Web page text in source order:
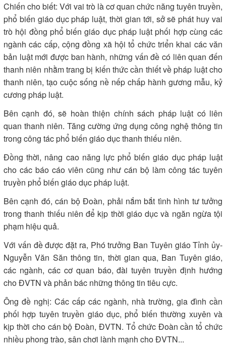
Chiến cho biết: Với vai trò là cơ quan chức năng tuyên truyền,
phổ biến giáo dục pháp luật, thời gian tới, sở sẽ phát huy vai
trò hội đồng phổ biến giáo dục pháp luật phối hợp cùng các
ngành các cấp, cộng đồng xã hội tổ chức triển khai các văn
bản luật mới được ban hành, những vấn đề có liên quan đến
thanh niên nhằm trang bị kiến thức cần thiết về pháp luật cho
thanh niên, tạo cuộc sống nề nếp chấp hành gương mẫu, kỷ
cương pháp luật.
Bên cạnh đó, sẽ hoàn thiện chính sách pháp luật có liên
quan thanh niên. Tăng cường ứng dụng công nghệ thông tin
trong công tác phổ biến giáo dục thanh thiếu niên.
Đồng thời, nâng cao năng lực phổ biến giáo dục pháp luật
cho các báo cáo viên cũng như cán bộ làm công tác tuyên
truyền phổ biến giáo dục pháp luật.
Bên cạnh đó, cán bộ Đoàn, phải nắm bắt tình hình tư tưởng
trong thanh thiếu niên để kịp thời giáo dục và ngăn ngừa tội
phạm hiệu quả.
Với vấn đề được đặt ra, Phó trưởng Ban Tuyên giáo Tỉnh ủy-
Nguyễn Văn Săn thông tin, thời gian qua, Ban Tuyên giáo,
các ngành, các cơ quan báo, đài tuyên truyền định hướng
cho ĐVTN và phản bác những thông tin tiêu cực.
Ông đề nghị: Các cấp các ngành, nhà trường, gia đình cần
phối hợp tuyên truyền giáo dục, phổ biến thường xuyên và
kịp thời cho cán bộ Đoàn, ĐVTN. Tổ chức Đoàn cần tổ chức
nhiều phong trào, sân chơi lành mạnh cho ĐVTN...